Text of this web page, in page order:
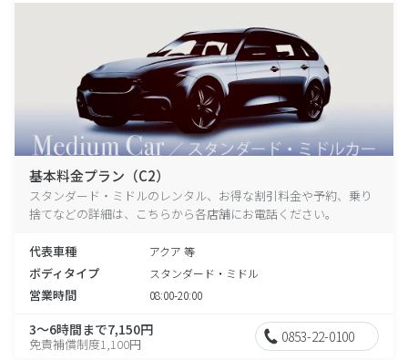
基本料金プラン（C2）
スタンダード・ミドルのレンタル、お得な割引料金や予約、乗り
捨てなどの詳細は、こちらから各店舗にお電話ください。
代表車種 アクア 等
ボディタイプ スタンダード・ミドル
営業時間 08:00-20:00
3～6時間まで7,150円
免責補償制度1,100円 0853-22-0100